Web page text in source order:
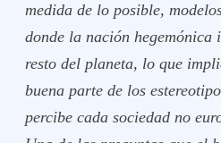
medida de lo posible,
donde la nación
resto del planeta, lo que
buena parte de los
percibe cada sociedad no